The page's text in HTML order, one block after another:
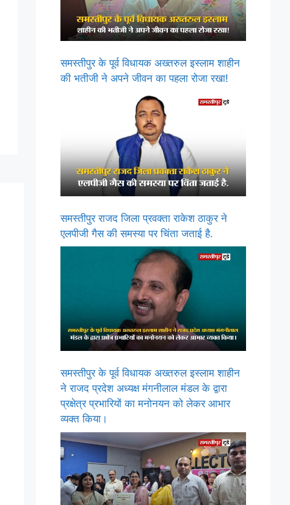
समस्तीपुर के पूर्व विधायक अख्तरुल इस्लाम शाहीन
की भतीजी ने अपने जीवन का पहला रोजा रखा!
समस्तीपुर राजद जिला प्रवक्ता राकेश ठाकुर ने
एलपीजी गैस की समस्या पर चिंता जताई है.
समस्तीपुर के पूर्व विधायक अख्तरुल इस्लाम शाहीन
ने राजद प्रदेश अध्यक्ष मंगनीलाल मंडल के द्वारा
प्रक्षेत्र प्रभारियों का मनोनयन को लेकर आभार
व्यक्त किया।